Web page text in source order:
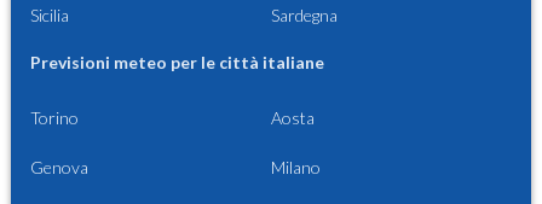
Sicilia Sardegna
Previsioni meteo per le città italiane
Torino Aosta
Genova Milano